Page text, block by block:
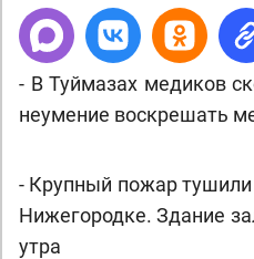
- В Туймазах медиков
неумение воскрешать
- Крупный пожар
Нижегородке. Здание
утра